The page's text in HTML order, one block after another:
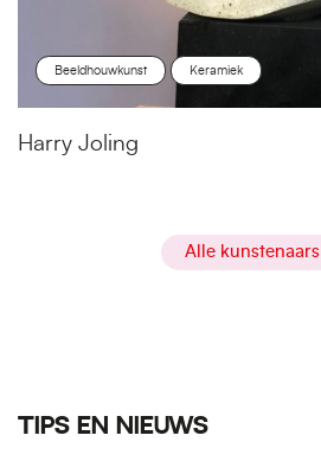
Beeldhouwkunst Keramiek
Harry Joling
Alle kunstenaars
TIPS EN NIEUWS